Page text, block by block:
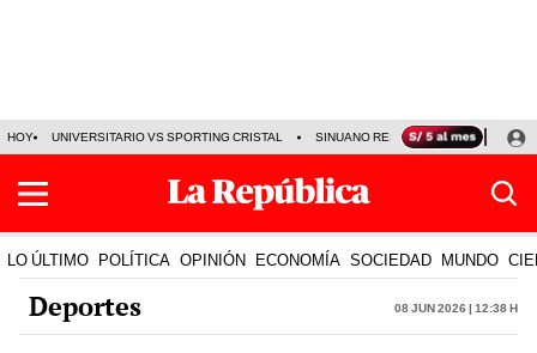
HOY UNIVERSITARIO VS SPORTING CRISTAL SINUANO RESULTADOS HOY
LO ÚLTIMO POLÍTICA OPINIÓN ECONOMÍA SOCIEDAD MUNDO
Deportes 08 Jun 2026 | 12:38 h